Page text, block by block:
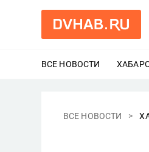
ВСЕ НОВОСТИ
ВСЕ НОВОСТИ